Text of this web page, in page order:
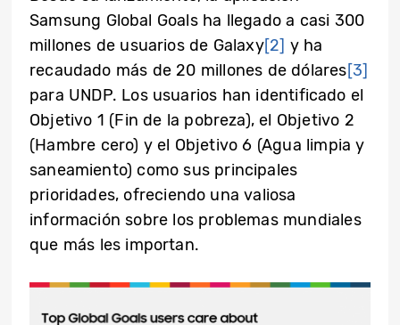
Samsung Global Goals ha llegado a casi 300
millones de usuarios de Galaxy[2] y ha
recaudado más de 20 millones de dólares[3]
para UNDP. Los usuarios han identificado el
Objetivo 1 (Fin de la pobreza), el Objetivo 2
(Hambre cero) y el Objetivo 6 (Agua limpia y
saneamiento) como sus principales
prioridades, ofreciendo una valiosa
información sobre los problemas mundiales
que más les importan.